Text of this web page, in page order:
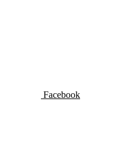
Facebook